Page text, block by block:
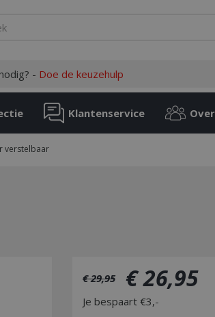
verstelbaar
- Doe de keuzehulp
Klantenservice
€ 29,95 €26,95
Je bespaart €3,-